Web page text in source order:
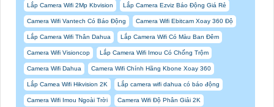
Lắp Camera Wifi 2Mp Kbvision Lắp Camera Ezviz Báo Động Giá Rẻ
Camera Wifi Vantech Có Báo Động Camera Wifi Ebitcam Xoay 360 Độ
Lắp Camera Wifi Thân Dahua Lắp Camera Wifi Có Màu Ban Đêm
Camera Wifi Visioncop Lắp Camera Wifi Imou Có Chống Trộm
Camera Wifi Dahua Camera Wifi Chính Hãng Kbone Xoay 360
Lắp Camea Wifi Hikvision 2K Lắp camera wifi dahua có báo động
Camera Wifi Imou Ngoài Trời Camera Wifi Độ Phân Giải 2K